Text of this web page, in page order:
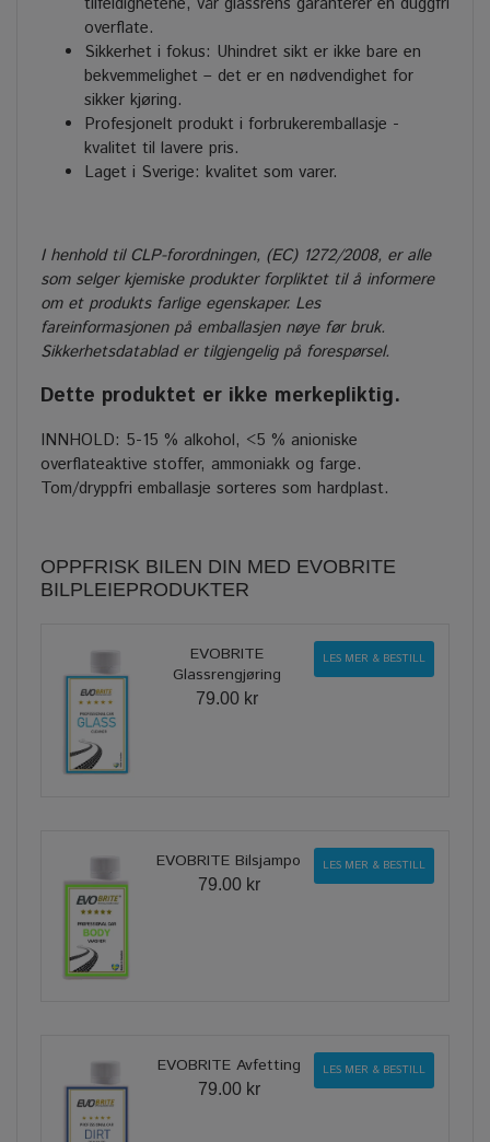
overflate.
Sikkerhet i fokus: Uhindret sikt er ikke bare en
bekvemmelighet – det er en nødvendighet for
sikker kjøring.
Profesjonelt produkt i forbrukeremballasje -
kvalitet til lavere pris.
Laget i Sverige: kvalitet som varer.
I henhold til CLP-forordningen, (EC) 1272/2008, er alle
som selger kjemiske produkter forpliktet til å informere
om et produkts farlige egenskaper. Les
fareinformasjonen på emballasjen nøye før bruk.
Sikkerhetsdatablad er tilgjengelig på forespørsel.
Dette produktet er ikke merkepliktig.
INNHOLD: 5-15 % alkohol, <5 % anioniske
overflateaktive stoffer, ammoniakk og farge.
Tom/dryppfri emballasje sorteres som hardplast.
OPPFRISK BILEN DIN MED EVOBRITE
BILPLEIEPRODUKTER
EVOBRITE
Glassrengjøring
79.00 kr
LES MER & BESTILL
EVOBRITE Bilsjampo
79.00 kr
LES MER & BESTILL
EVOBRITE Avfetting
79.00 kr
LES MER & BESTILL